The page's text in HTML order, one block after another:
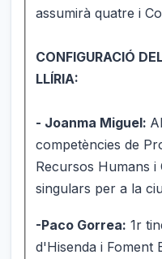
assumirà quatre i
CONFIGURACIÓ
LLÍRIA:
- Joanma Miguel:
competències de
Recursos Humans i
singulars per a la
-Paco Gorrea: 1r
d'Hisenda i Foment